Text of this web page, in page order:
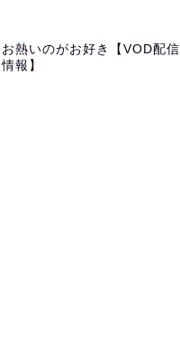
お熱いのがお好き【VOD配信
情報】